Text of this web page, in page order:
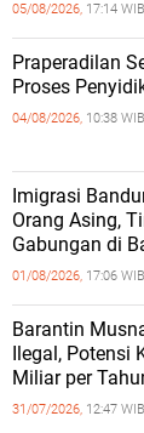
05/08/2026, 17:14 WIB
Praperadilan
Proses
04/08/2026, 10:38 WIB
Imigrasi
Orang Asing,
Gabungan di
01/08/2026, 17:06 WIB
Barantin
Ilegal, Potensi
Miliar per
31/07/2026, 12:47 WIB